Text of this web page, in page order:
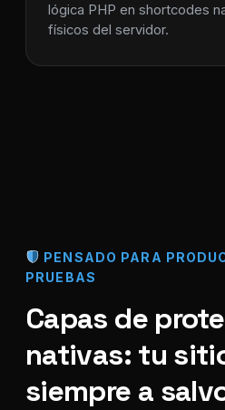
lógica PHP en shortcodes
físicos del servidor.
PENSADO PARA
PRUEBAS
Capas de
nativas: tu
siempre a